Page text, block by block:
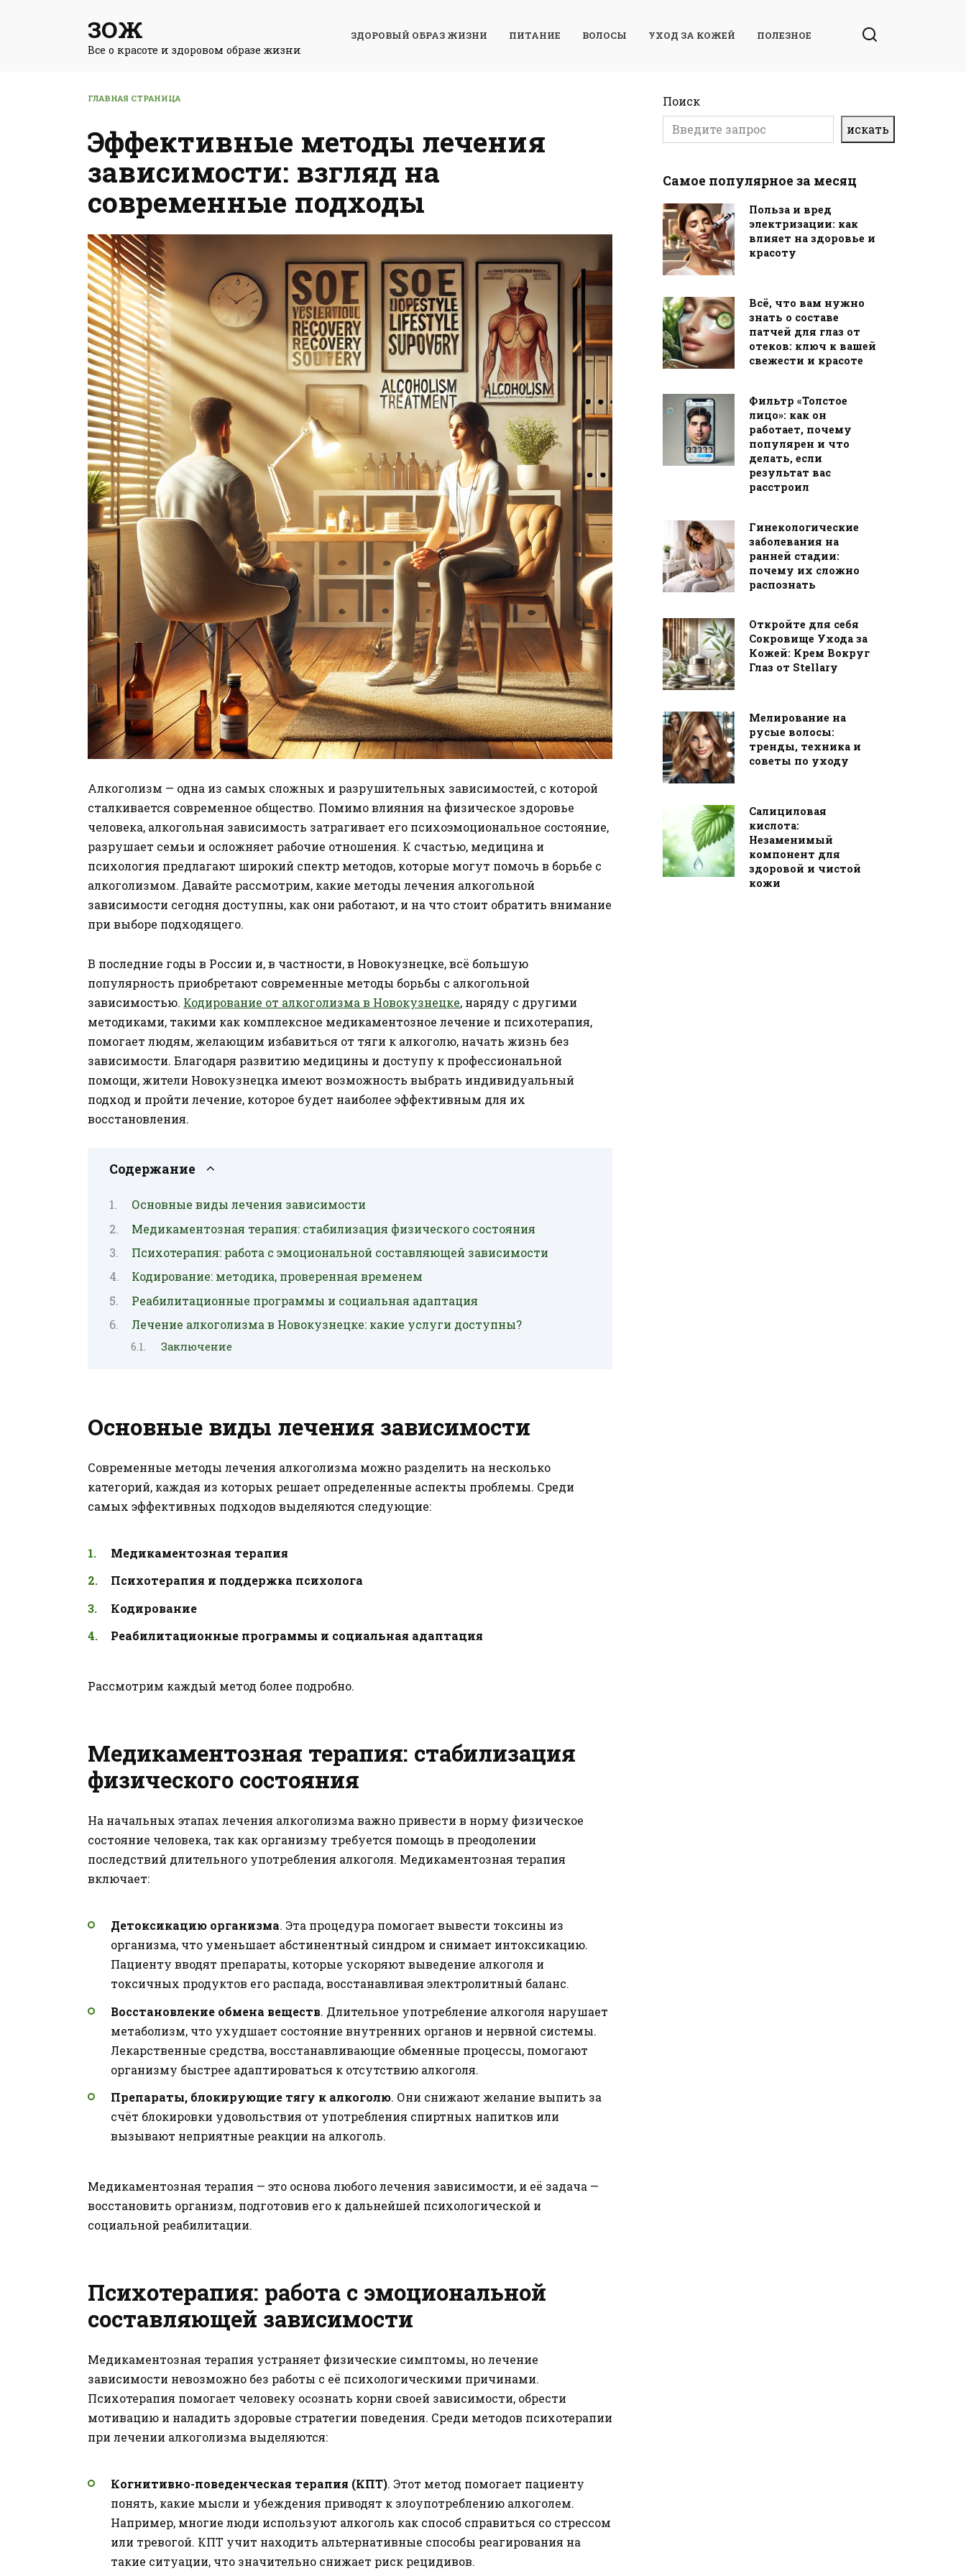
ЗОЖ
Все о красоте и здоровом образе жизни
ЗДОРОВЫЙ ОБРАЗ ЖИЗНИ ПИТАНИЕ ВОЛОСЫ УХОД ЗА КОЖЕЙ ПОЛЕЗНОЕ
ГЛАВНАЯ СТРАНИЦА
Эффективные методы лечения
зависимости: взгляд на
современные подходы
Алкоголизм — одна из самых сложных и разрушительных зависимостей, с которой
сталкивается современное общество. Помимо влияния на физическое здоровье
человека, алкогольная зависимость затрагивает его психоэмоциональное состояние,
разрушает семьи и осложняет рабочие отношения. К счастью, медицина и
психология предлагают широкий спектр методов, которые могут помочь в борьбе с
алкоголизмом. Давайте рассмотрим, какие методы лечения алкогольной
зависимости сегодня доступны, как они работают, и на что стоит обратить внимание
при выборе подходящего.
В последние годы в России и, в частности, в Новокузнецке, всё большую
популярность приобретают современные методы борьбы с алкогольной
зависимостью. Кодирование от алкоголизма в Новокузнецке, наряду с другими
методиками, такими как комплексное медикаментозное лечение и психотерапия,
помогает людям, желающим избавиться от тяги к алкоголю, начать жизнь без
зависимости. Благодаря развитию медицины и доступу к профессиональной
помощи, жители Новокузнецка имеют возможность выбрать индивидуальный
подход и пройти лечение, которое будет наиболее эффективным для их
восстановления.
Содержание
Основные виды лечения зависимости
Медикаментозная терапия: стабилизация физического состояния
Психотерапия: работа с эмоциональной составляющей зависимости
Кодирование: методика, проверенная временем
Реабилитационные программы и социальная адаптация
Лечение алкоголизма в Новокузнецке: какие услуги доступны?
Заключение
Основные виды лечения зависимости
Современные методы лечения алкоголизма можно разделить на несколько
категорий, каждая из которых решает определенные аспекты проблемы. Среди
самых эффективных подходов выделяются следующие:
Медикаментозная терапия
Психотерапия и поддержка психолога
Кодирование
Реабилитационные программы и социальная адаптация
Рассмотрим каждый метод более подробно.
Медикаментозная терапия: стабилизация
физического состояния
На начальных этапах лечения алкоголизма важно привести в норму физическое
состояние человека, так как организму требуется помощь в преодолении
последствий длительного употребления алкоголя. Медикаментозная терапия
включает:
Детоксикацию организма. Эта процедура помогает вывести токсины из
организма, что уменьшает абстинентный синдром и снимает интоксикацию.
Пациенту вводят препараты, которые ускоряют выведение алкоголя и
токсичных продуктов его распада, восстанавливая электролитный баланс.
Восстановление обмена веществ. Длительное употребление алкоголя нарушает
метаболизм, что ухудшает состояние внутренних органов и нервной системы.
Лекарственные средства, восстанавливающие обменные процессы, помогают
организму быстрее адаптироваться к отсутствию алкоголя.
Препараты, блокирующие тягу к алкоголю. Они снижают желание выпить за
счёт блокировки удовольствия от употребления спиртных напитков или
вызывают неприятные реакции на алкоголь.
Медикаментозная терапия — это основа любого лечения зависимости, и её задача —
восстановить организм, подготовив его к дальнейшей психологической и
социальной реабилитации.
Психотерапия: работа с эмоциональной
составляющей зависимости
Медикаментозная терапия устраняет физические симптомы, но лечение
зависимости невозможно без работы с её психологическими причинами.
Психотерапия помогает человеку осознать корни своей зависимости, обрести
мотивацию и наладить здоровые стратегии поведения. Среди методов психотерапии
при лечении алкоголизма выделяются:
Когнитивно-поведенческая терапия (КПТ). Этот метод помогает пациенту
понять, какие мысли и убеждения приводят к злоупотреблению алкоголем.
Например, многие люди используют алкоголь как способ справиться со стрессом
или тревогой. КПТ учит находить альтернативные способы реагирования на
такие ситуации, что значительно снижает риск рецидивов.
Поиск
искать
Самое популярное за месяц
Польза и вред
электризации: как
влияет на здоровье и
красоту
Всё, что вам нужно
знать о составе
патчей для глаз от
отеков: ключ к вашей
свежести и красоте
Фильтр «Толстое
лицо»: как он
работает, почему
популярен и что
делать, если
результат вас
расстроил
Гинекологические
заболевания на
ранней стадии:
почему их сложно
распознать
Откройте для себя
Сокровище Ухода за
Кожей: Крем Вокруг
Глаз от Stellary
Мелирование на
русые волосы:
тренды, техника и
советы по уходу
Салициловая
кислота:
Незаменимый
компонент для
здоровой и чистой
кожи